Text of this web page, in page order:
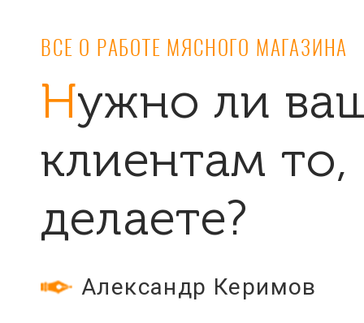
ВСЕ О РАБОТЕ МЯСНОГО МАГАЗИНА
Нужно ли вашим
клиентам то,
делаете?
Александр Керимов